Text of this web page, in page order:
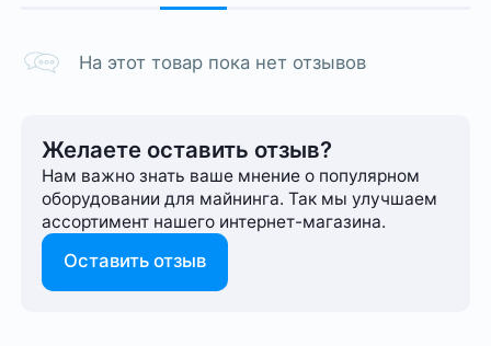
На этот товар пока нет отзывов
Желаете оставить отзыв?
Нам важно знать ваше мнение о популярном
оборудовании для майнинга. Так мы улучшаем
ассортимент нашего интернет-⁠магазина.
Оставить отзыв